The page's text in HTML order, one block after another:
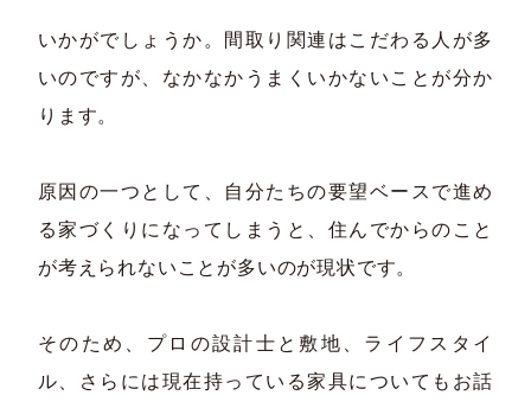
いかがでしょうか。間取り関連はこだわる人が多
いのですが、なかなかうまくいかないことが分か
ります。
原因の一つとして、自分たちの要望ベースで進め
る家づくりになってしまうと、住んでからのこと
が考えられないことが多いのが現状です。
そのため、プロの設計士と敷地、ライフスタイ
ル、さらには現在持っている家具についてもお話